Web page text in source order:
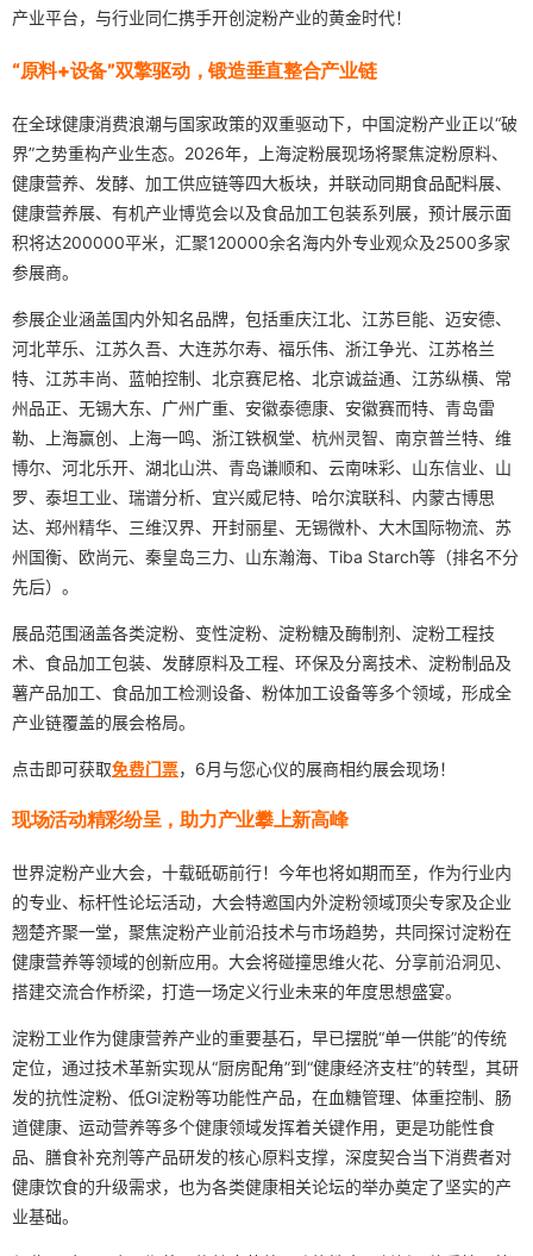
产业平台，与行业同仁携手开创淀粉产业的黄金时代！
“原料+设备”双擎驱动，锻造垂直整合产业链
在全球健康消费浪潮与国家政策的双重驱动下，中国淀粉产业正以“破
界”之势重构产业生态。2026年，上海淀粉展现场将聚焦淀粉原料、
健康营养、发酵、加工供应链等四大板块，并联动同期食品配料展、
健康营养展、有机产业博览会以及食品加工包装系列展，预计展示面
积将达200000平米，汇聚120000余名海内外专业观众及2500多家
参展商。
参展企业涵盖国内外知名品牌，包括重庆江北、江苏巨能、迈安德、
河北苹乐、江苏久吾、大连苏尔寿、福乐伟、浙江争光、江苏格兰
特、江苏丰尚、蓝帕控制、北京赛尼格、北京诚益通、江苏纵横、常
州品正、无锡大东、广州广重、安徽泰德康、安徽赛而特、青岛雷
勒、上海赢创、上海一鸣、浙江铁枫堂、杭州灵智、南京普兰特、维
博尔、河北乐开、湖北山洪、青岛谦顺和、云南味彩、山东信业、山
罗、泰坦工业、瑞谱分析、宜兴威尼特、哈尔滨联科、内蒙古博思
达、郑州精华、三维汉界、开封丽星、无锡微朴、大木国际物流、苏
州国衡、欧尚元、秦皇岛三力、山东瀚海、Tiba Starch等（排名不分
先后）。
展品范围涵盖各类淀粉、变性淀粉、淀粉糖及酶制剂、淀粉工程技
术、食品加工包装、发酵原料及工程、环保及分离技术、淀粉制品及
薯产品加工、食品加工检测设备、粉体加工设备等多个领域，形成全
产业链覆盖的展会格局。
点击即可获取免费门票，6月与您心仪的展商相约展会现场！
现场活动精彩纷呈，助力产业攀上新高峰
世界淀粉产业大会，十载砥砺前行！今年也将如期而至，作为行业内
的专业、标杆性论坛活动，大会特邀国内外淀粉领域顶尖专家及企业
翘楚齐聚一堂，聚焦淀粉产业前沿技术与市场趋势，共同探讨淀粉在
健康营养等领域的创新应用。大会将碰撞思维火花、分享前沿洞见、
搭建交流合作桥梁，打造一场定义行业未来的年度思想盛宴。
淀粉工业作为健康营养产业的重要基石，早已摆脱“单一供能”的传统
定位，通过技术革新实现从“厨房配角”到“健康经济支柱”的转型，其研
发的抗性淀粉、低GI淀粉等功能性产品，在血糖管理、体重控制、肠
道健康、运动营养等多个健康领域发挥着关键作用，更是功能性食
品、膳食补充剂等产品研发的核心原料支撑，深度契合当下消费者对
健康饮食的升级需求，也为各类健康相关论坛的举办奠定了坚实的产
业基础。